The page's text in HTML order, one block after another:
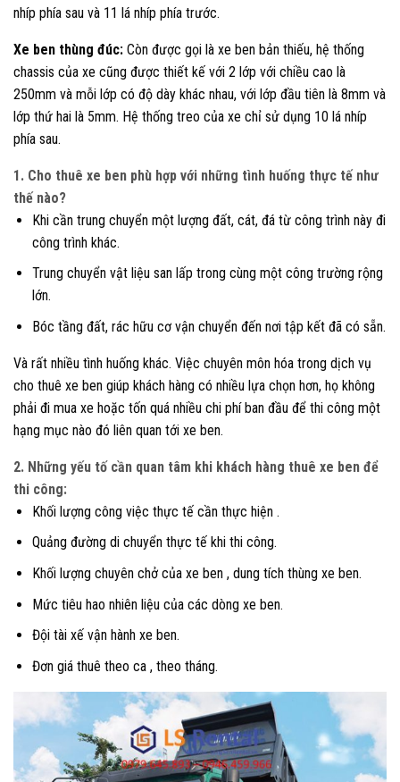
nhíp phía sau và 11 lá nhíp phía trước.
Xe ben thùng đúc: Còn được gọi là xe ben bản thiếu, hệ thống
chassis của xe cũng được thiết kế với 2 lớp với chiều cao là
250mm và mỗi lớp có độ dày khác nhau, với lớp đầu tiên là 8mm và
lớp thứ hai là 5mm. Hệ thống treo của xe chỉ sử dụng 10 lá nhíp
phía sau.
1. Cho thuê xe ben phù hợp với những tình huống thực tế như
thế nào?
Khi cần trung chuyển một lượng đất, cát, đá từ công trình này đi
công trình khác.
Trung chuyển vật liệu san lấp trong cùng một công trường rộng
lớn.
Bóc tầng đất, rác hữu cơ vận chuyển đến nơi tập kết đã có sẵn.
Và rất nhiều tình huống khác. Việc chuyên môn hóa trong dịch vụ
cho thuê xe ben giúp khách hàng có nhiều lựa chọn hơn, họ không
phải đi mua xe hoặc tốn quá nhiều chi phí ban đầu để thi công một
hạng mục nào đó liên quan tới xe ben.
2. Những yếu tố cần quan tâm khi khách hàng thuê xe ben để
thi công:
Khối lượng công việc thực tế cần thực hiện .
Quảng đường di chuyển thực tế khi thi công.
Khối lượng chuyên chở của xe ben , dung tích thùng xe ben.
Mức tiêu hao nhiên liệu của các dòng xe ben.
Đội tài xế vận hành xe ben.
Đơn giá thuê theo ca , theo tháng.